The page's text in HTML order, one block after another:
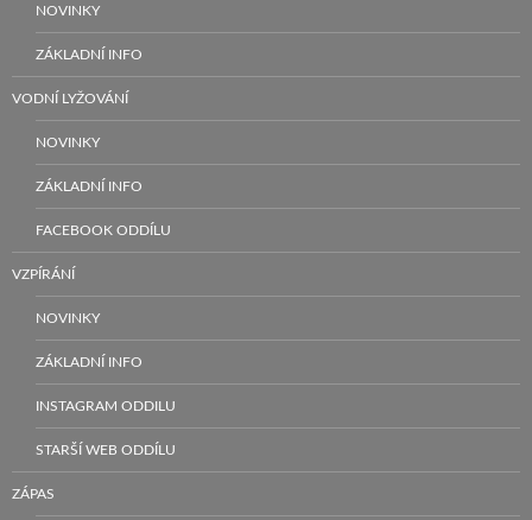
NOVINKY
ZÁKLADNÍ INFO
VODNÍ LYŽOVÁNÍ
NOVINKY
ZÁKLADNÍ INFO
FACEBOOK ODDÍLU
VZPÍRÁNÍ
NOVINKY
ZÁKLADNÍ INFO
INSTAGRAM ODDILU
STARŠÍ WEB ODDÍLU
ZÁPAS